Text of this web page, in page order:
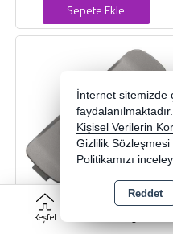
Keşfet
Sepete Ekle
CAM ACMA ANAHTARI 7 FISLI H-
100 04-10 YOLCU 93580-
İnternet sitemizde
Kişisel Verilerin
Gizlilik Sözleşmesi
Politikamızı
Reddet